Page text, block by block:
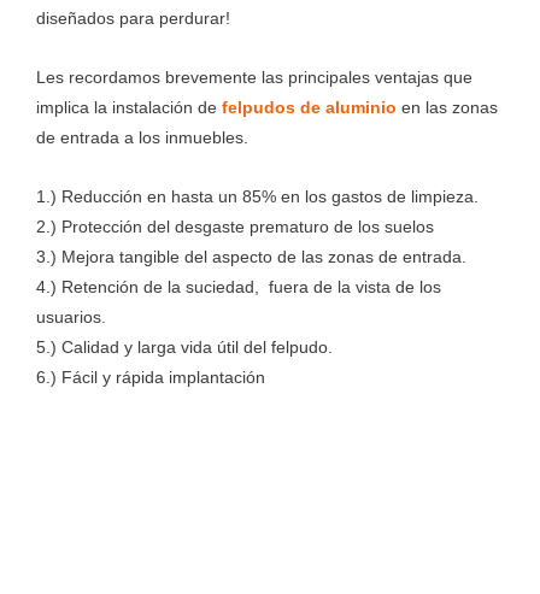
diseñados para perdurar!
Les recordamos brevemente las principales ventajas que
implica la instalación de felpudos de aluminio en las zonas
de entrada a los inmuebles.
1.) Reducción en hasta un 85% en los gastos de limpieza.
2.) Protección del desgaste prematuro de los suelos
3.) Mejora tangible del aspecto de las zonas de entrada.
4.) Retención de la suciedad, fuera de la vista de los
usuarios.
5.) Calidad y larga vida útil del felpudo.
6.) Fácil y rápida implantación